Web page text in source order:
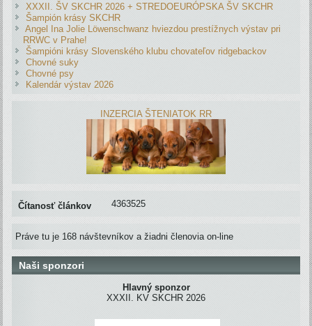
XXXII. ŠV SKCHR 2026 + STREDOEURÓPSKA ŠV SKCHR
Šampión krásy SKCHR
Angel Ina Jolie Löwenschwanz hviezdou prestížnych výstav pri
RRWC v Prahe!
Šampióni krásy Slovenského klubu chovateľov ridgebackov
Chovné suky
Chovné psy
Kalendár výstav 2026
INZERCIA ŠTENIATOK RR
Čítanosť článkov 4363525
Práve tu je 168 návštevníkov a žiadni členovia on-line
Naši sponzori
Hlavný sponzor
XXXII. KV SKCHR 2026